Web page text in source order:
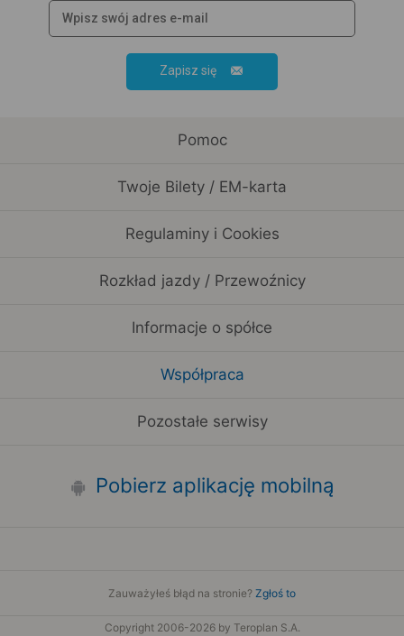
Zapisz się
Pomoc
Twoje Bilety / EM-karta
Regulaminy i Cookies
Rozkład jazdy / Przewoźnicy
Informacje o spółce
Współpraca
Pozostałe serwisy
Pobierz aplikację mobilną
Zauważyłeś błąd na stronie? Zgłoś to
Copyright 2006-2026 by Teroplan S.A.